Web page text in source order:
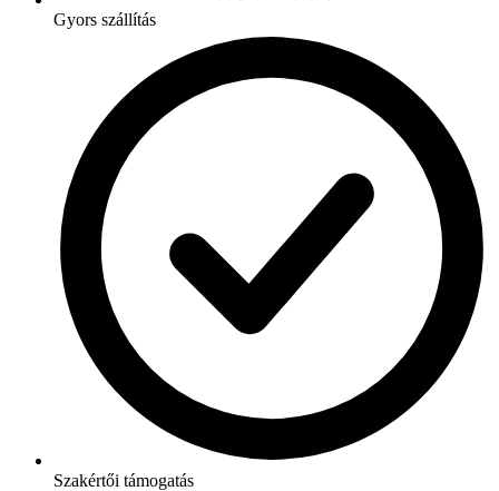
Gyors szállítás
Szakértői támogatás